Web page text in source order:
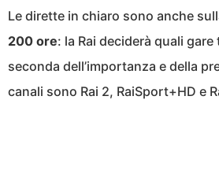
Le dirette in chiaro sono anche
200 ore: la Rai deciderà quali
seconda dell’importanza e della
canali sono Rai 2, RaiSport+HD e